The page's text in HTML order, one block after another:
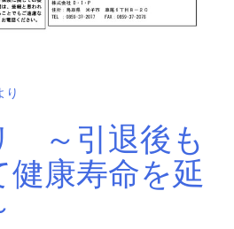
り
～引退後も
健康寿命を延